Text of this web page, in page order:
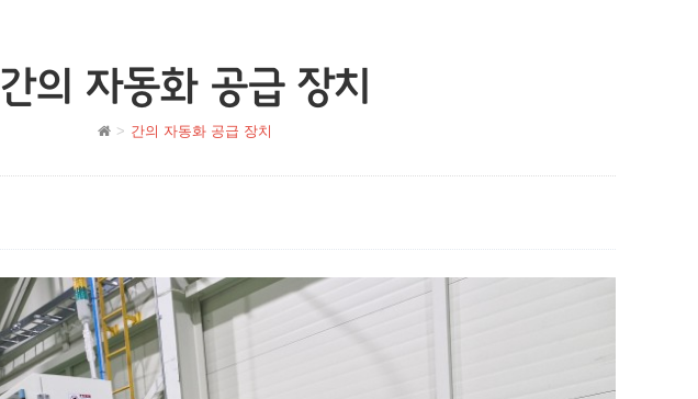
간의 자동화 공급 장치
간의 자동화 공급 장치